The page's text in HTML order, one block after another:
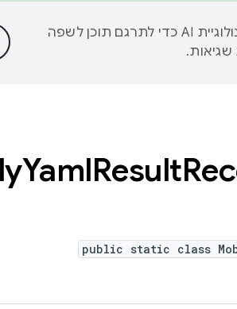
‫Google משתמשת בטכנולוגיית AI כדי לתרגם תוכן לשפה
שגיאות.
YamlResult
public static class